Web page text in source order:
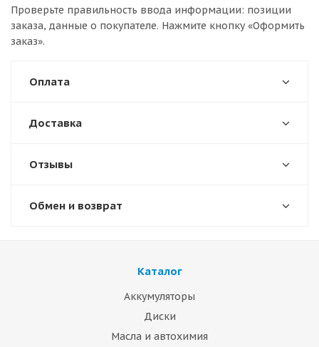
Проверьте правильность ввода информации: позиции
заказа, данные о покупателе. Нажмите кнопку «Оформить
заказ».
Оплата
Доставка
Отзывы
Обмен и возврат
Каталог
Аккумуляторы
Диски
Масла и автохимия